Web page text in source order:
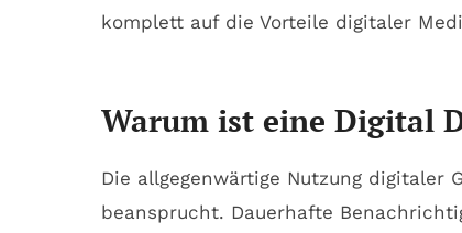
komplett auf die Vorteile digitaler
Warum ist eine Digital
Die allgegenwärtige Nutzung digitaler
beansprucht. Dauerhafte